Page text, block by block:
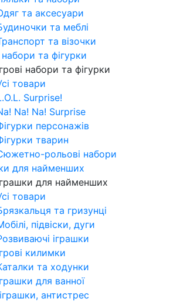
та аксесуари
та меблі
та візочки
набори та фігурки
набори та фігурки
товари
Surprise!
Na! Na! Surprise
персонажів
тварин
рольові набори
для найменших
для найменших
товари
та гризунці
підвіски, дуги
іграшки
килимки
та ходунки
для ванної
антистрес